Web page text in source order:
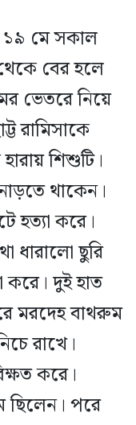
১৯ মে সকাল
বের হলে
ভেতরে নিয়ে
রামিসাকে
শিশুটি।
থাকেন।
হত্যা করে।
ধারালো ছুরি
দুই হাত
মরদেহ বাথরুম
রাখে।
করে।
ছিলেন। পরে